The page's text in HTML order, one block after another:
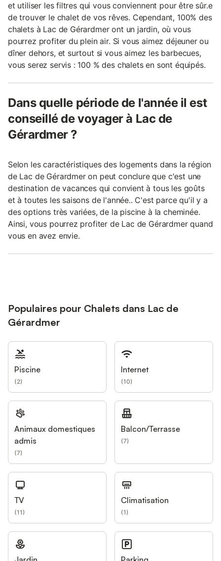
et utiliser les filtres qui vous conviennent pour être sûr.e
de trouver le chalet de vos rêves. Cependant, 100% des
chalets à Lac de Gérardmer ont un jardin, où vous
pourrez profiter du plein air. Si vous aimez déjeuner ou
dîner dehors, et surtout si vous aimez les barbecues,
vous serez servis : 100 % des chalets en sont équipés.
Dans quelle période de l'année il est
conseillé de voyager à Lac de
Gérardmer ?
Selon les caractéristiques des logements dans la région
de Lac de Gérardmer on peut conclure que c'est une
destination de vacances qui convient à tous les goûts
et à toutes les saisons de l'année.. C'est parce qu'il y a
des options très variées, de la piscine à la cheminée.
Ainsi, vous pourrez profiter de Lac de Gérardmer quand
vous en avez envie.
Populaires pour Chalets dans Lac de
Gérardmer
Piscine
(2)
Internet
(10)
Animaux domestiques
admis
(7)
Balcon/Terrasse
(7)
TV
(11)
Climatisation
(1)